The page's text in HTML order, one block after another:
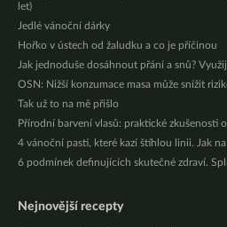
let)
Jedlé vánoční dárky
Hořko v ústech od žaludku a co je příčinou
Jak jednoduše dosáhnout přání a snů?
OSN: Nižší konzumace masa může snížit
Tak už to na mě přišlo
Přírodní barvení vlasů: praktické zkušenosti
4 vánoční pasti, které kazí štíhlou linii. Jak na
6 podmínek definujících skutečné zdraví.
Nejnovější recepty